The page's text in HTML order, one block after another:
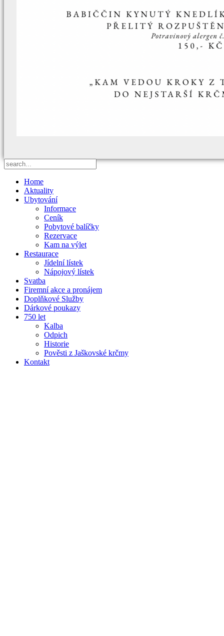
Home
Aktuality
Ubytování
Informace
Ceník
Pobytové balíčky
Rezervace
Kam na výlet
Restaurace
Jídelní lístek
Nápojový lístek
Svatba
Firemní akce a pronájem
Doplňkové Služby
Dárkové poukazy
750 let
Kalba
Odpich
Historie
Pověsti z Jaškovské krčmy
Kontakt